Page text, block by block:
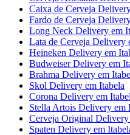
Caixa de Cerveja
Fardo de Cerveja
Long Neck Delivery em
Lata de Cerveja Delivery
Heineken Delivery em
Budweiser Delivery em
Brahma Delivery em
Skol Delivery em Itabela
Corona Delivery em
Stella Artois Delivery em
Cerveja Original Delivery
Spaten Delivery em